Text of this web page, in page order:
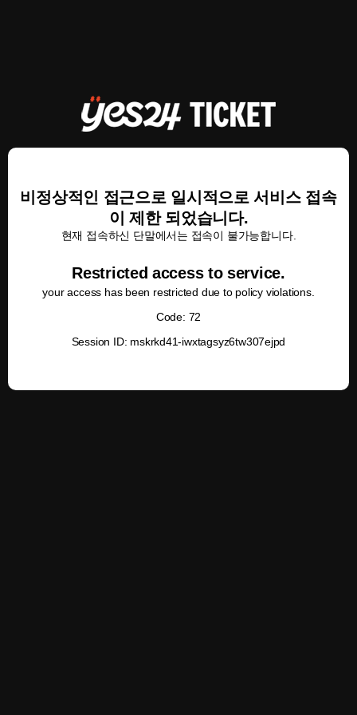
비정상적인 접근으로 일시적으로 서비스 접속
이 제한 되었습니다.
현재 접속하신 단말에서는 접속이 불가능합니다.
Restricted access to service.
your access has been restricted due to policy violations.
Code: 72
Session ID: mskrkd41-iwxtagsyz6tw307ejpd